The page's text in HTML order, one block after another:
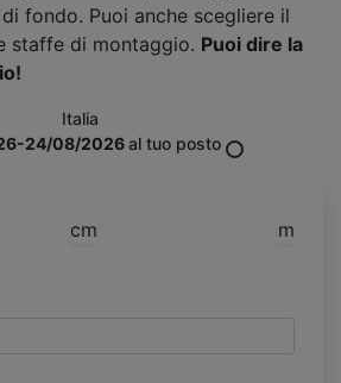
fondo. Puoi anche scegliere il
staffe di montaggio. Puoi dire la
Italia
24/08/2026al tuo posto
cm m